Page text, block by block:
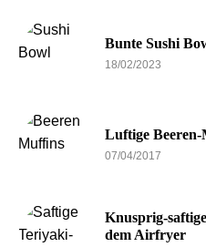
Bunte Sushi
18/02/2023
Luftige
07/04/2017
Knusprig-
dem Airfryer